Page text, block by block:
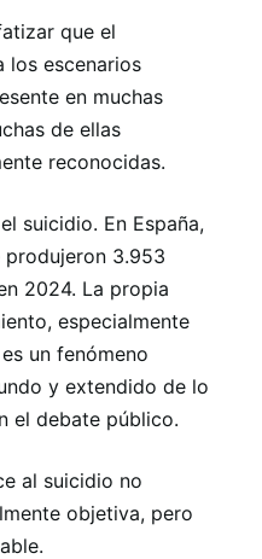
que el
los escenarios
en muchas
de ellas
reconocidas.
suicidio. En España,
produjeron 3.953
2024. La propia
especialmente
un fenómeno
y extendido de lo
el debate público.
al suicidio no
objetiva, pero